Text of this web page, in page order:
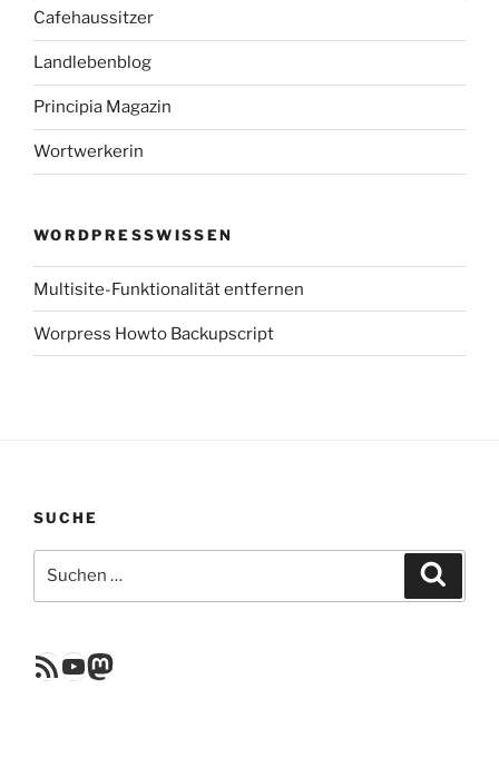
Cafehaussitzer
Landlebenblog
Principia Magazin
Wortwerkerin
WORDPRESSWISSEN
Multisite-Funktionalität entfernen
Worpress Howto Backupscript
SUCHE
nach:
RSS FeedYouTube
Mastodon